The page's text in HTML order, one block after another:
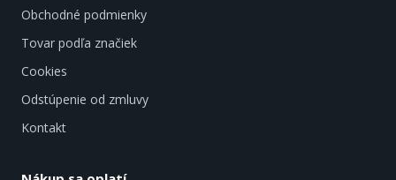
Obchodné podmienky
Tovar podľa značiek
Cookies
Odstúpenie od zmluvy
Kontakt